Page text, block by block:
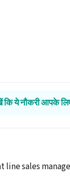
ये नौकरी आपके
line sales